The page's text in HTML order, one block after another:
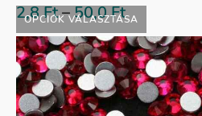
OPCIÓK VÁLASZTÁSA
2,8Ft–50,0Ft